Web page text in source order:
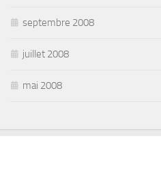
septembre 2008
juillet 2008
mai 2008